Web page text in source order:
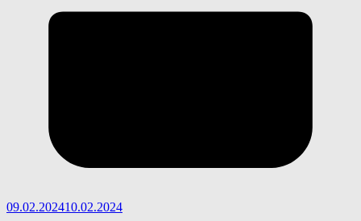
09.02.202410.02.2024